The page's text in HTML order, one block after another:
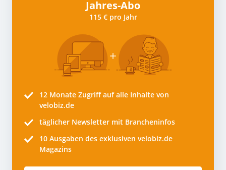
Jahres-Abo
115 € pro Jahr
12 Monate Zugriff auf alle Inhalte von
velobiz.de
täglicher Newsletter mit Brancheninfos
10 Ausgaben des exklusiven velobiz.de
Magazins